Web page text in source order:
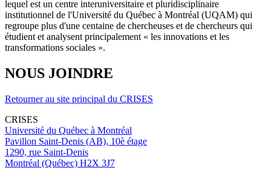
lequel est un centre interuniversitaire et pluridisciplinaire
institutionnel de l'Université du Québec à Montréal (UQAM) qui
regroupe plus d'une centaine de chercheuses et de chercheurs qui
étudient et analysent principalement « les innovations et les
transformations sociales ».
NOUS JOINDRE
Retourner au site principal du CRISES
CRISES
Université du Québec à Montréal
Pavillon Saint-Denis (AB), 10è étage
1290, rue Saint-Denis
Montréal (Québec) H2X 3J7